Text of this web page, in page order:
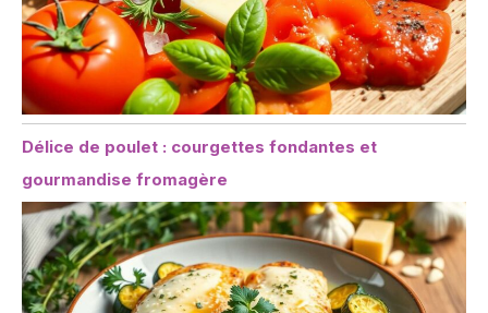
Délice de poulet : courgettes fondantes et
gourmandise fromagère